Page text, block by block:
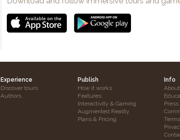
Experience
Discover tours
Authors
Publish
How it works
Features
Interactivity & Gaming
Augmented Reality
Plans & Pricing
Info
Press